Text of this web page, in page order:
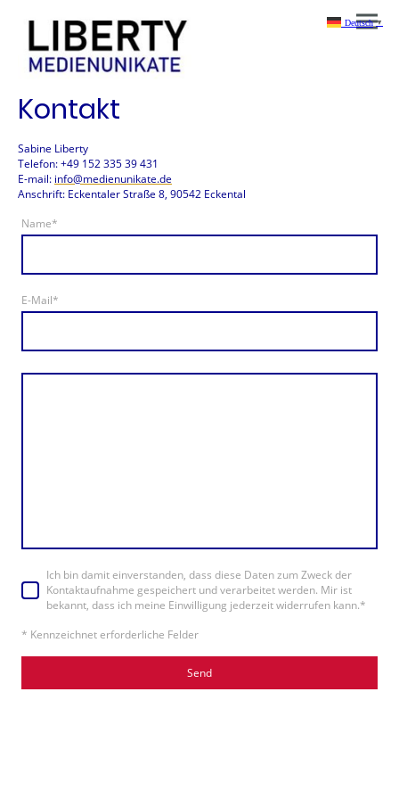
Sabine Liberty
Telefon: +49 152 335 39 431
E-mail: info@medienunikate.de
Anschrift: Eckentaler Straße 8, 90542 Eckental
Name*
E-Mail*
Ich bin damit einverstanden, dass diese Daten zum Zweck der
Kontaktaufnahme gespeichert und verarbeitet werden. Mir ist
bekannt, dass ich meine Einwilligung jederzeit widerrufen kann.*
* Kennzeichnet erforderliche Felder
Send
Kontakt
Deutsch ▼